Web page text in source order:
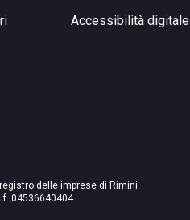
Accessibilità digitale
delle imprese di Rimini
04536640404